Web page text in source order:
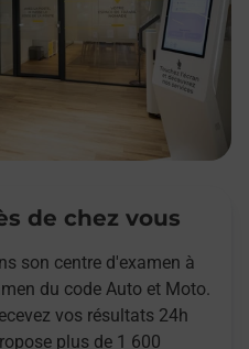
de chez vous
son centre d'examen à
du code Auto et Moto.
vos résultats 24h
plus de 1 600